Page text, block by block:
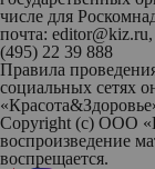
числе для
почта:
(495) 22 39 888
Правила
социальных сетях
Copyright (с) ООО
воспроизведение
воспрещается.